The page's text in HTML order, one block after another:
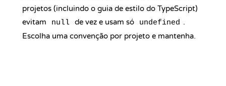
projetos (incluindo o guia de estilo do TypeScript)
evitam
null de vez e usam só undefined .
Escolha uma convenção por projeto e mantenha.